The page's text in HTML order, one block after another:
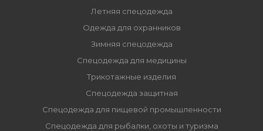
Летняя спецодежда
Одежда для охранников
Зимняя спецодежда
Спецодежда для медицины
Трикотажные изделия
Спецодежда защитная
Спецодежда для пищевой промышленности
Спецодежда для рыбалки, охоты и туризма